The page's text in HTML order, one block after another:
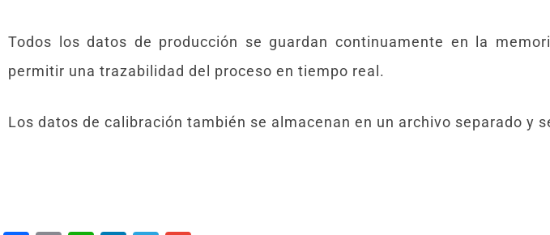
Todos los datos de producción se guardan continuamente en la
permitir una trazabilidad del proceso en tiempo real.
Los datos de calibración también se almacenan en un archivo separado y